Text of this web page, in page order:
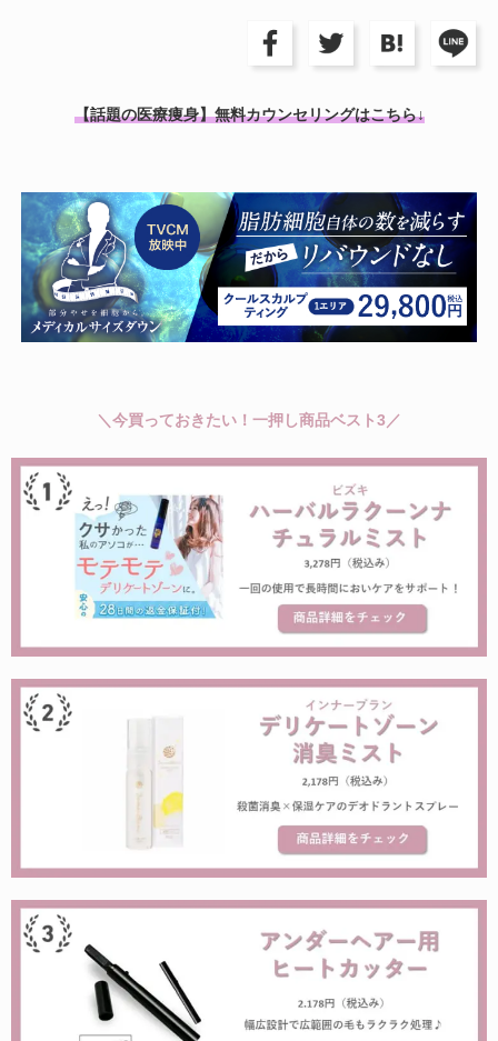
【話題の医療痩身】無料カウンセリングはこちら↓
＼今買っておきたい！一押し商品ベスト3／